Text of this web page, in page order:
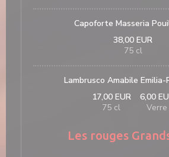
Capoforte Masseria
38,00 EUR
75 cl
Lambrusco Amabile Emilia-
17,00 EUR
75 cl
6,00
Verre
Les rouges